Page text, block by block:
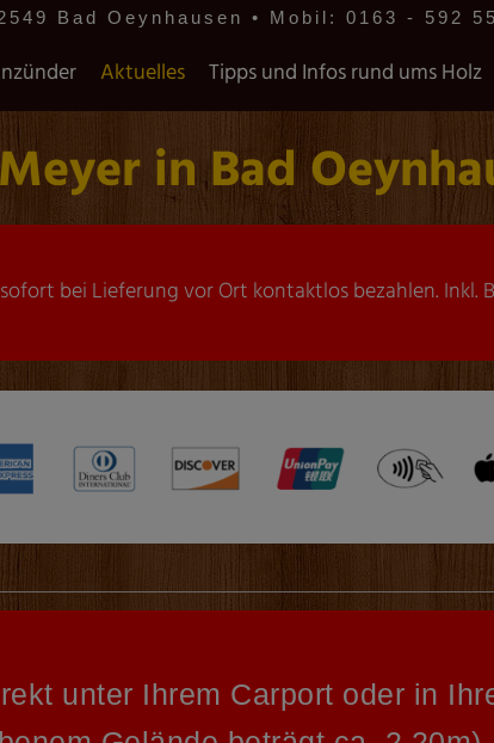
Bad Oeynhausen • Mobil: 0163 - 592
Aktuelles Tipps und Infos rund ums Holz
in Bad
bei Lieferung vor Ort kontaktlos bezahlen. Inkl.
unter Ihrem Carport oder in